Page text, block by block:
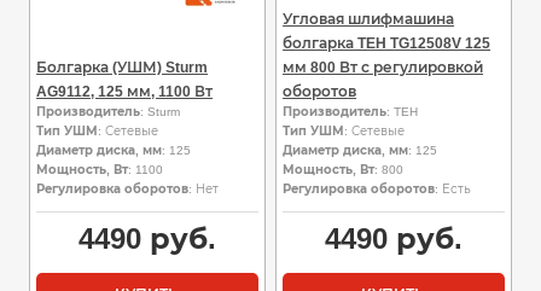
Болгарка (УШМ) Sturm
AG9112, 125 мм, 1100 Вт
Производитель: Sturm
Тип УШМ : Сетевые
Диаметр диска, мм: 125
Мощность, Вт: 1100
Регулировка оборотов: Нет
4490руб.
Угловая шлифмашина
болгарка TEH TG12508V 125
мм 800 Вт с регулировкой
оборотов
Производитель: TEH
Тип УШМ : Сетевые
Диаметр диска, мм: 125
Мощность, Вт: 800
Регулировка оборотов: Есть
4490руб.